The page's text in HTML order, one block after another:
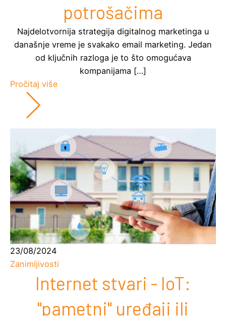
potrošačima
Najdelotvornija strategija digitalnog marketinga u
današnje vreme je svakako email marketing. Jedan
od ključnih razloga je to što omogućava
kompanijama […]
Pročitaj više
23/08/2024
Zanimljivosti
Internet stvari - IoT:
"pametni" uređaji ili